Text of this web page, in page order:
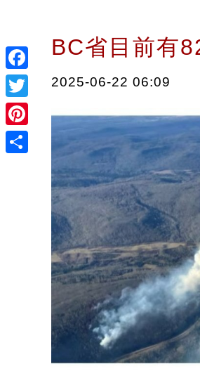
Facebook
Twitter
Pinterest
BC省目前
2025-06-22 06:09